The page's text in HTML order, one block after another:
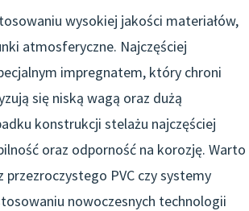
wysokiej jakości materiałów,
atmosferyczne. Najczęściej
impregnatem, który chroni
się niską wagą oraz dużą
konstrukcji stelażu najczęściej
oraz odporność na korozję. Warto
PVC czy systemy
nowoczesnych technologii